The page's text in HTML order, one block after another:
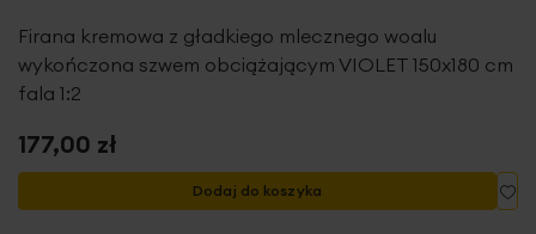
Firana kremowa z gładkiego mlecznego woalu
wykończona szwem obciążającym VIOLET 150x180 cm
fala 1:2
177,00 zł
Dodaj do koszyka